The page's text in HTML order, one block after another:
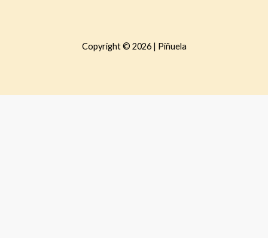
Copyright © 2026 | Piñuela